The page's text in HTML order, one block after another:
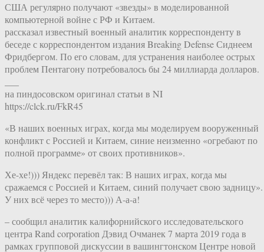
США регулярно получают «звезды» в моделированной
компьютерной войне с РФ и Китаем.
рассказал известный военный аналитик корреспонденту в
беседе с корреспондентом издания Breaking Defense Сиднеем
Фридбергом. По его словам, для устранения наиболее острых
проблем Пентагону потребовалось бы 24 миллиарда долларов.
на пиндосовском оригинал статьи в NI
https://clck.ru/FkR45
«В наших военных играх, когда мы моделируем вооруженный
конфликт с Россией и Китаем, синие неизменно «огребают по
полной программе» от своих противников».
Хе-хе!))) Яндекс перевёл так: В наших играх, когда мы
сражаемся с Россией и Китаем, синий получает свою задницу».
У них всё через то место))) А-а-а!
– сообщил аналитик калифорнийского исследовательского
центра Rand corporation Дэвид Очманек 7 марта 2019 года в
рамках групповой дискуссии в вашингтонском Центре новой